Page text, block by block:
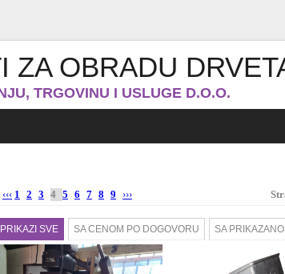
ZA OBRADU
TRGOVINU I USLUGE D.O.O.
‹‹‹ 1 2 3 4 5 6 7 8 9 ›››
PRIKAZI SVE SA CENOM PO DOGOVORU SA